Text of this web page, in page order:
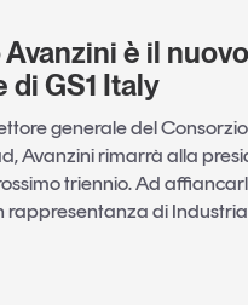
è il nuovo
di GS1 Italy
generale del Consorzio
Avanzini rimarrà alla
triennio. Ad
rappresentanza di